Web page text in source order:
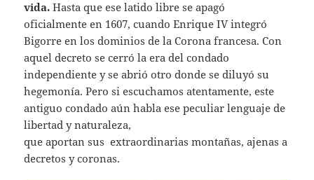
vida.Hasta que ese latido libre se apagó
oficialmente en 1607, cuando Enrique IV integró
Bigorre en los dominios de la Corona francesa. Con
aquel decreto se cerró la era del condado
independiente y se abrió otro donde se diluyó su
hegemonía. Pero si escuchamos atentamente, este
antiguo condado aún habla ese peculiar lenguaje de
libertad y naturaleza,
que aportan sus extraordinarias montañas, ajenas a
decretos y coronas.